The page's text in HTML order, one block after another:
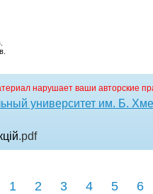
нарушает ваши авторские
университет им. Б.
.pdf
1 2 3 4 5 6